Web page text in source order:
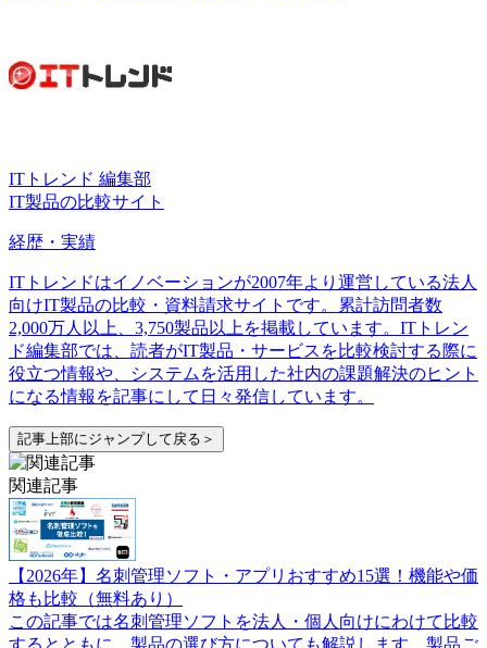
ITトレンド 編集部
IT製品の比較サイト
経歴・実績
ITトレンドはイノベーションが2007年より運営している法人
向けIT製品の比較・資料請求サイトです。累計訪問者数
2,000万人以上、3,750製品以上を掲載しています。ITトレン
ド編集部では、読者がIT製品・サービスを比較検討する際に
役立つ情報や、システムを活用した社内の課題解決のヒント
になる情報を記事にして日々発信しています。
記事上部にジャンプして戻る＞
関連記事
【2026年】名刺管理ソフト・アプリおすすめ15選！機能や価
格も比較（無料あり）
この記事では名刺管理ソフトを法人・個人向けにわけて比較